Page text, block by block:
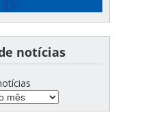
notícias